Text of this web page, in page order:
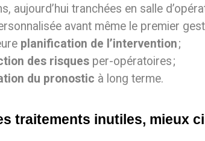
aujourd’hui tranchées en salle
avant même le premier
planification de l’intervention;
des risques per-opératoires ;
du pronostic à long terme.
traitements inutiles, mieux